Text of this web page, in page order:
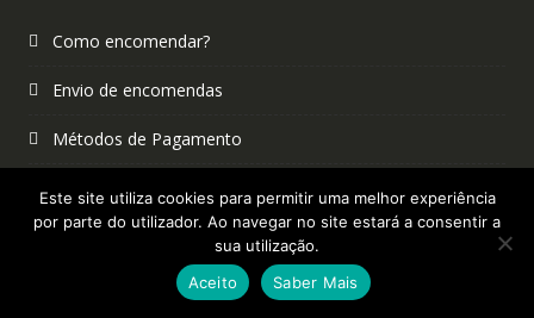
Como encomendar?
Envio de encomendas
Métodos de Pagamento
Cancelamento, Trocas e Devoluções
Contactos
Este site utiliza cookies para permitir uma melhor experiência
por parte do utilizador. Ao navegar no site estará a consentir a
sua utilização.
Aceito
Saber Mais